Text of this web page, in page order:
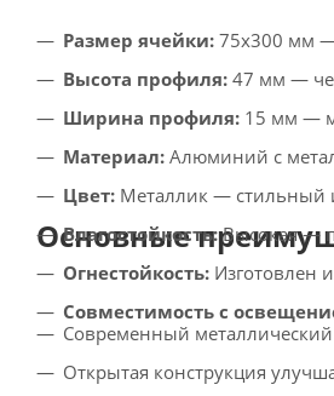
Размер ячейки: 75x300 мм —
Высота профиля: 47 мм —
Ширина профиля: 15 мм —
Материал: Алюминий с
Цвет: Металлик — стильный
Влагостойкость:Высокая —
Огнестойкость: Изготовлен
Совместимость с
Основные
Современный
Открытая конструкция